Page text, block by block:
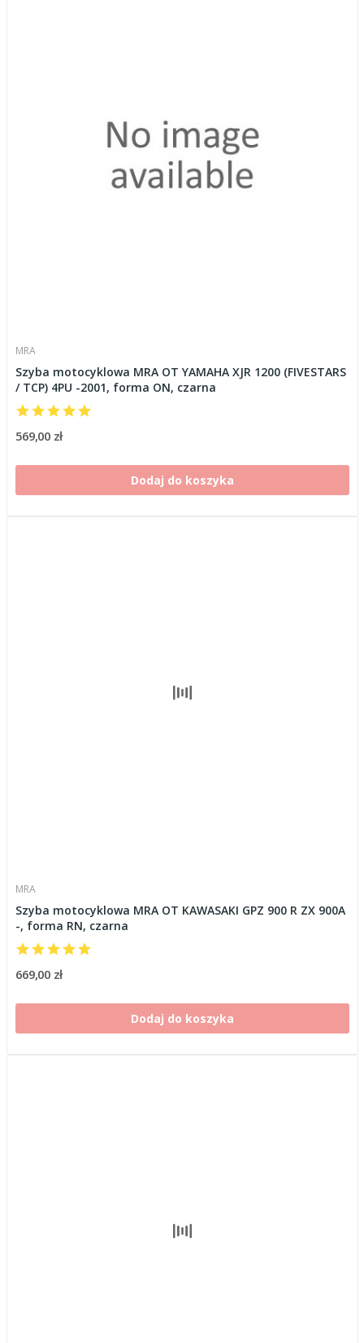
MRA
Szyba motocyklowa MRA OT YAMAHA XJR 1200 (FIVESTARS
/ TCP) 4PU -2001, forma ON, czarna
569,00 zł
Dodaj do koszyka
MRA
Szyba motocyklowa MRA OT KAWASAKI GPZ 900 R ZX 900A
-, forma RN, czarna
669,00 zł
Dodaj do koszyka